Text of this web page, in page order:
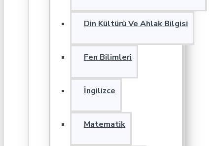
Din Kültürü Ve Ahlak Bilgisi
Fen Bilimleri
İngilizce
Matematik